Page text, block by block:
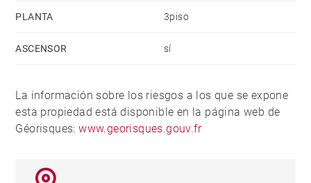
PLANTA 3piso
ASCENSOR sí
La información sobre los riesgos a los que se expone
esta propiedad está disponible en la página web de
Géorisques:www.georisques.gouv.fr